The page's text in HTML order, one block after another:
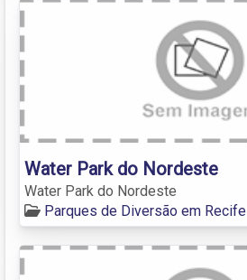
Water Park do Nordeste
Water Park do Nordeste
Parques de Diversão em Recife